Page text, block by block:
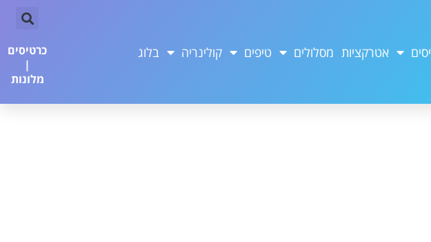
אטרקציות מסלולים טיפים קולינריה בלוג
כרטיסים
|
מלונות